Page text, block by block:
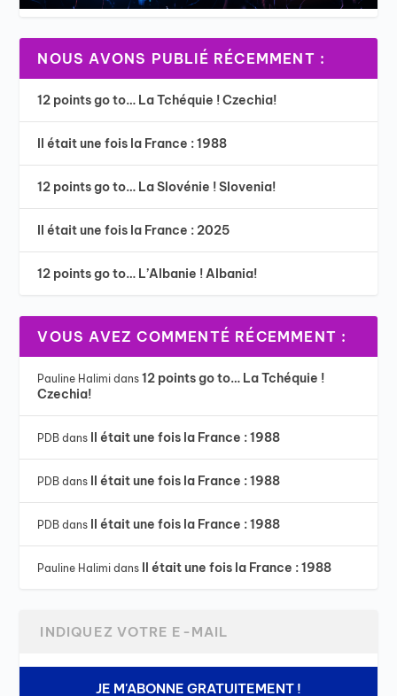
NOUS AVONS PUBLIÉ RÉCEMMENT :
12 points go to… La Tchéquie ! Czechia!
Il était une fois la France : 1988
12 points go to… La Slovénie ! Slovenia!
Il était une fois la France : 2025
12 points go to… L’Albanie ! Albania!
VOUS AVEZ COMMENTÉ RÉCEMMENT :
Pauline Halimi dans12 points go to… La Tchéquie !
Czechia!
PDB dans Il était une fois la France : 1988
PDB dans Il était une fois la France : 1988
PDB dans Il était une fois la France : 1988
Pauline Halimi dans Il était une fois la France : 1988
JE M'ABONNE GRATUITEMENT !